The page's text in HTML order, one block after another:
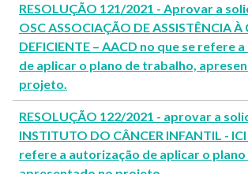
RESOLUÇÃO 121/2021 - Aprovar a
OSC ASSOCIAÇÃO DE ASSISTÊNCIA À
DEFICIENTE – AACD no que se refere
de aplicar o plano de trabalho,
projeto.
RESOLUÇÃO 122/2021 - aprovar a
INSTITUTO DO CÂNCER INFANTIL -
refere a autorização de aplicar o